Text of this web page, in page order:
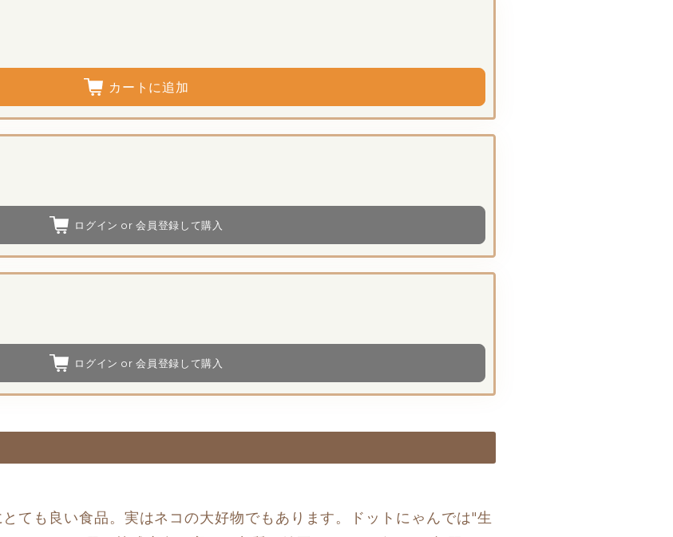
カートに追加
ログイン or 会員登録して購入
ログイン or 会員登録して購入
ても良い食品。実はネコの大好物でもあります。ドットにゃんでは"生